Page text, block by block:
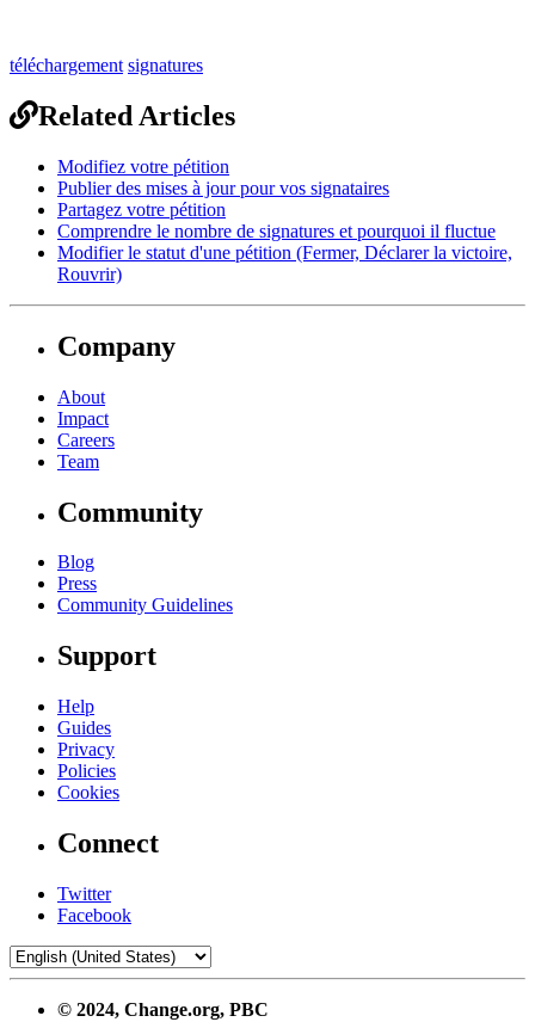
téléchargement signatures
Related Articles
Modifiez votre pétition
Publier des mises à jour pour vos signataires
Partagez votre pétition
Comprendre le nombre de signatures et pourquoi il fluctue
Modifier le statut d'une pétition (Fermer, Déclarer la victoire,
Rouvrir)
Company
About
Impact
Careers
Team
Community
Blog
Press
Community Guidelines
Support
Help
Guides
Privacy
Policies
Cookies
Connect
Twitter
Facebook
© 2024, Change.org, PBC